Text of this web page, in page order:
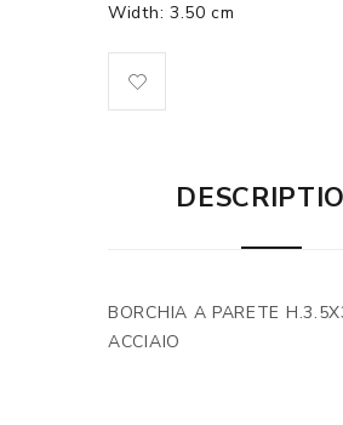
Width: 3.50 cm
BORCHIA A PARETE
ACCIAIO